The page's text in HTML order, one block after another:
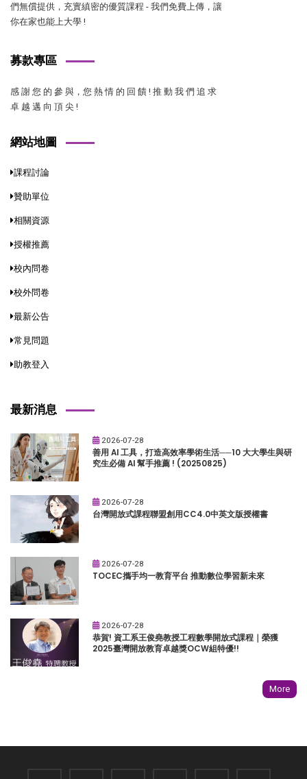
們無償提供，充實縝密的優質課程 - 我們免費上傳，讓
你在家也能上大學 !
募款專區
感 謝 您 的 參 與，您 熱 情 的 回 饋 ! 推 動 我 們 追 求
卓 越 邁 向 頂 尖 !
網站地圖
課程討論
贊助單位
相關資源
授權推薦
校內問卷
校外問卷
最新公告
常見問題
助教登入
最新消息
2026-07-28
善用 AI 工具，打造高效率學術生活──10 大大學生與研
究生必備 AI 幫手推薦 ! (20250825)
2026-07-28
台灣開放式課程聯盟創用CC4.0中英文版授權書
2026-07-28
TOCEC攜手均一教育平台 推動數位學習新未來
2026-07-28
恭賀! 資工系王俊堯教授工程數學開放式課程｜榮獲
2025臺灣開放教育卓越獎OCW組特優!!
More